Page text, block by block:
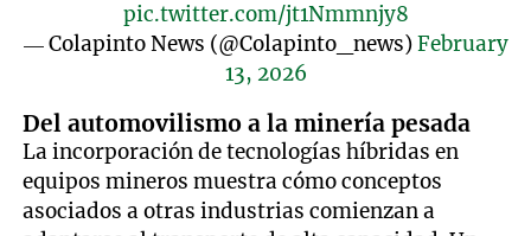
pic.twitter.com/jt1Nmmnjy8
— Colapinto News (@Colapinto_news)February
13, 2026
Del automovilismo a la minería pesada
La incorporación de tecnologías híbridas en
equipos mineros muestra cómo conceptos
asociados a otras industrias comienzan a